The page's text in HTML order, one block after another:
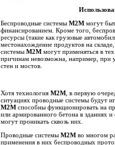
Беспроводные системы M2Mмогут
финансированием. Кроме того,
ресурсы (такие как грузовые
местонахождение продуктов на
системы M2Mмогут применяться в
причинам невозможна, например, при
стен и мостов.
Хотя технология M2M, в первую
ситуациях проводные системы будут
M2Mспособны функционировать на
или армированного бетона в зданиях
могут проникать сквозь них.
Проводные системы M2Mво многом
применения в них беспроводных